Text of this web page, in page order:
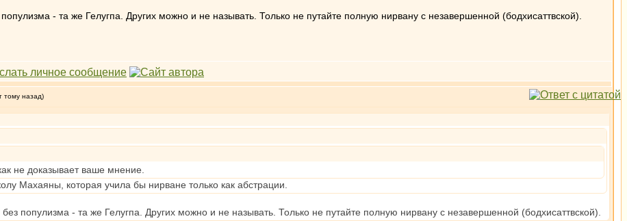
- та же Гелугпа. Других можно и не называть. Только не путайте полную нирвану с незавершенной (бодхисаттвской).
тому назад)
не доказывает ваше мнение.
Махаяны, которая учила бы нирване только как абстрации.
популизма - та же Гелугпа. Других можно и не называть. Только не путайте полную нирвану с незавершенной (бодхисаттвской).